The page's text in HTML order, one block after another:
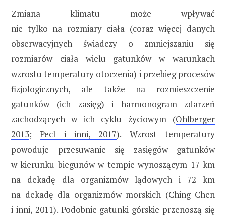
Zmiana klimatu może wpływać
nie tylko na rozmiary ciała (coraz więcej danych
obserwacyjnych świadczy o zmniejszaniu się
rozmiarów ciała wielu gatunków w warunkach
wzrostu temperatury otoczenia) i przebieg procesów
fizjologicznych, ale także na rozmieszczenie
gatunków (ich zasięg) i harmonogram zdarzeń
zachodzących w ich cyklu życiowym (Ohlberger
2013;Pecl i inni, 2017). Wzrost temperatury
powoduje przesuwanie się zasięgów gatunków
w kierunku biegunów w tempie wynoszącym 17 km
na dekadę dla organizmów lądowych i 72 km
na dekadę dla organizmów morskich (Ching Chen
i inni, 2011). Podobnie gatunki górskie przenoszą się